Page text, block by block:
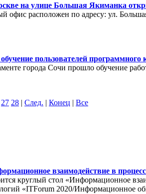
на улице Большая Якиманка
офис расположен по адресу: ул.
пользователей
города Сочи прошло обучение
27 28 | След. | Конец | Все
взаимодействие в
круглый стол «Информационное
«ITForum 2020/Информационное